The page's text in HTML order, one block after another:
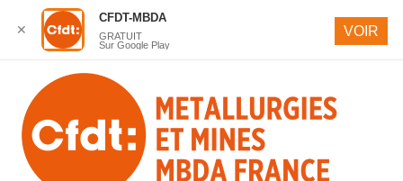
contenu
✕
CFDT-MBDA
GRATUIT
Sur Google Play
VOIR